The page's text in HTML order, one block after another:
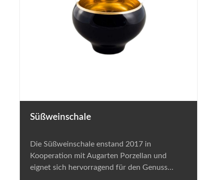
Süßweinschale
Die Süßweinschale enstand 2017 in
Kooperation mit Augarten Porzellan und
eignet sich hervorragend für den Genuss